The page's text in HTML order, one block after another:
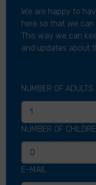
We are happy to
here so that we
This way we can
and updates about
NUMBER OF ADULTS
NUMBER OF
E-MAIL